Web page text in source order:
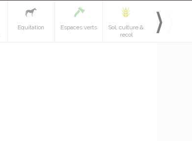
Equitation Espaces verts
Sol, culture &
recol
Mecanique